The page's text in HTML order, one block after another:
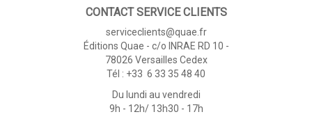
CONTACT SERVICE CLIENTS
serviceclients@quae.fr
Éditions Quae - c/o INRAE RD 10 -
78026 Versailles Cedex
Tél : +33 6 33 35 48 40
Du lundi au vendredi
9h - 12h/ 13h30 - 17h